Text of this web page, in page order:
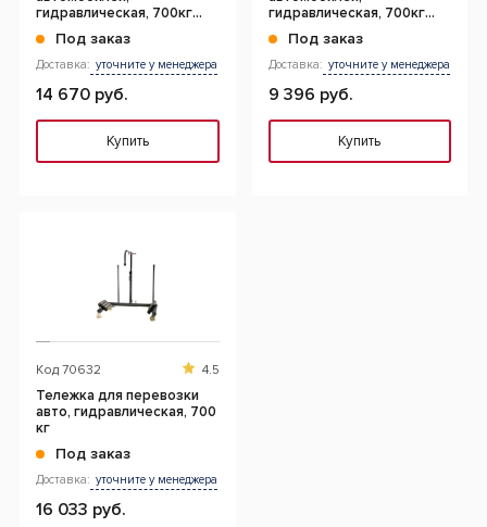
гидравлическая, 700кг
Под заказ
Доставка: уточните у менеджера
14 670 руб.
Купить
гидравлическая, 700кг
Под заказ
Доставка: уточните у менеджера
9 396 руб.
Купить
Код 70632 4.5
Тележка для перевозки
авто, гидравлическая, 700
кг
Под заказ
Доставка: уточните у менеджера
16 033 руб.